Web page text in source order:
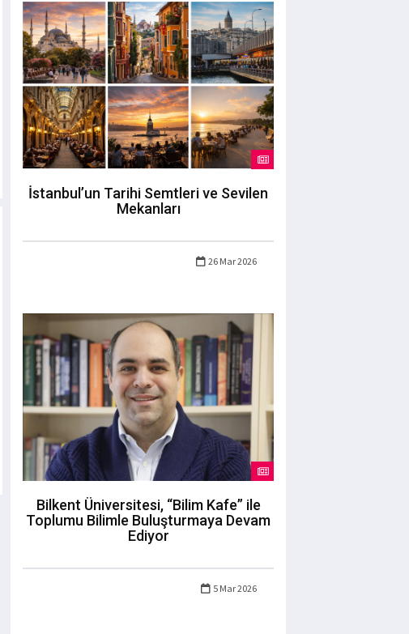
İstanbul’un Tarihi Semtleri ve Sevilen
Mekanları
26 Mar 2026
Bilkent Üniversitesi, “Bilim Kafe” ile
Toplumu Bilimle Buluşturmaya Devam
Ediyor
5 Mar 2026